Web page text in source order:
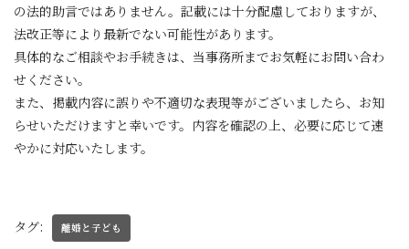
の法的助言ではありません。記載には十分配慮しておりますが、
法改正等により最新でない可能性があります。
具体的なご相談やお手続きは、当事務所までお気軽にお問い合わ
せください。
また、掲載内容に誤りや不適切な表現等がございましたら、お知
らせいただけますと幸いです。内容を確認の上、必要に応じて速
やかに対応いたします。
タグ: 離婚と子ども